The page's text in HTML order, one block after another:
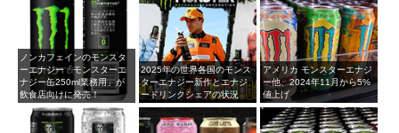
ノンカフェインのモンスタ
ーエナジー「モンスターエ
ナジー缶250ml業務用」が
飲食店向けに発売！
2025年の世界各国のモンス
ターエナジー新作とエナジ
ードリンクシェアの状況
アメリカ モンスターエナジ
ー他、2024年11月から5%
値上げ